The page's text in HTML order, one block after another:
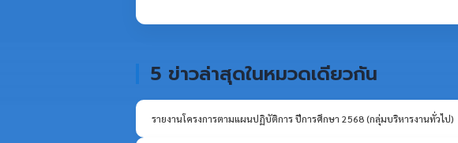
5 ข่าวล่าสุดในหมวดเดียวกัน
รายงานโครงการตามแผนปฏิบัติการ ปีการศึกษา 2568 (กลุ่มบริหารงานทั่วไป)